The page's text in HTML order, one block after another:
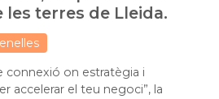
terres de Lleida.
connexió on estratègia i
accelerar el teu negoci”, la